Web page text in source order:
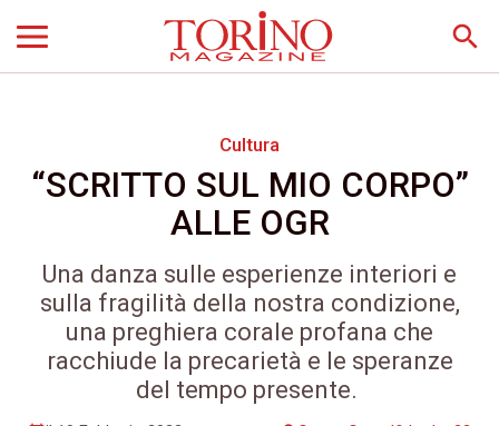
search
Cultura
“SCRITTO SUL MIO CORPO”
ALLE OGR
Una danza sulle esperienze interiori e
sulla fragilità della nostra condizione,
una preghiera corale profana che
racchiude la precarietà e le speranze
del tempo presente.